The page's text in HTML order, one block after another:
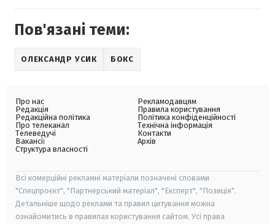
Пов'язані теми:
ОЛЕКСАНДР УСИК БОКС
Про нас
Редакція
Редакційна політика
Про телеканал
Телеведучі
Вакансії
Структура власності
Рекламодавцям
Правила користування
Політика конфіденційності
Технічна інформація
Контакти
Архів
Всі комерційні рекламні матеріали позначені словами
"Спецпроєкт", "Партнерський матеріал", "Експерт", "Позиція".
Детальніше щодо реклами та правил цитування можна
ознайомитись в правилах користування сайтом. Усі права